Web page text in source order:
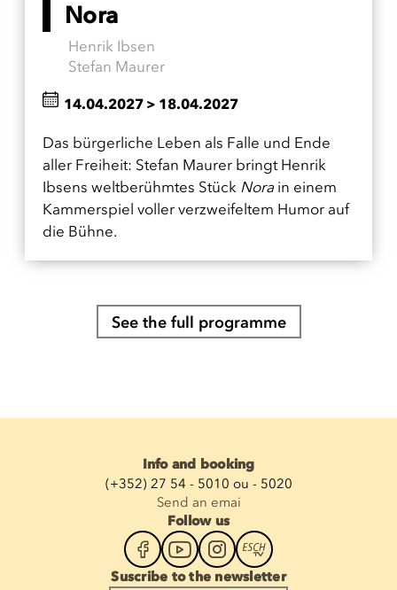
Nora
Henrik Ibsen
Stefan Maurer
Das bürgerliche Leben als Falle und Ende
aller Freiheit: Stefan Maurer bringt Henrik
Ibsens weltberühmtes Stück Nora in einem
Kammerspiel voller verzweifeltem Humor auf
die Bühne.
14.04.2027 > 18.04.2027
See the full programme
Info and booking
(+352) 27 54 - 5010 ou - 5020
Send an emai
Follow us
Suscribe to the newsletter